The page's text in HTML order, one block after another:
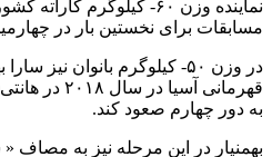
مسابقات برای نخستین بار در
به دور چهارم صعود کند.